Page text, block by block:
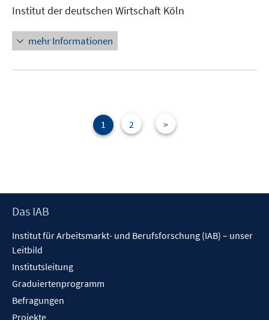
Institut der deutschen Wirtschaft Köln
mehr Informationen
1 2 >
Footer
Das IAB
Institut für Arbeitsmarkt- und Berufsforschung (IAB) – unser
Leitbild
Institutsleitung
Graduiertenprogramm
Befragungen
Projekte